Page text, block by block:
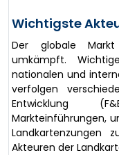
Wichtigste
Der globale
umkämpft.
nationalen und
verfolgen
Entwicklung
Markteinführungen,
Landkartenzungen
Akteuren der